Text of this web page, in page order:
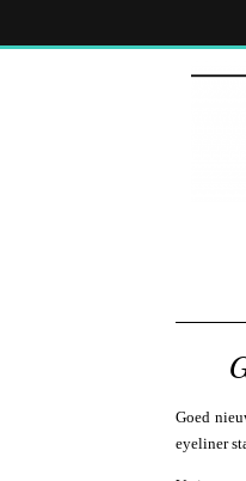
Goed
eyeliner